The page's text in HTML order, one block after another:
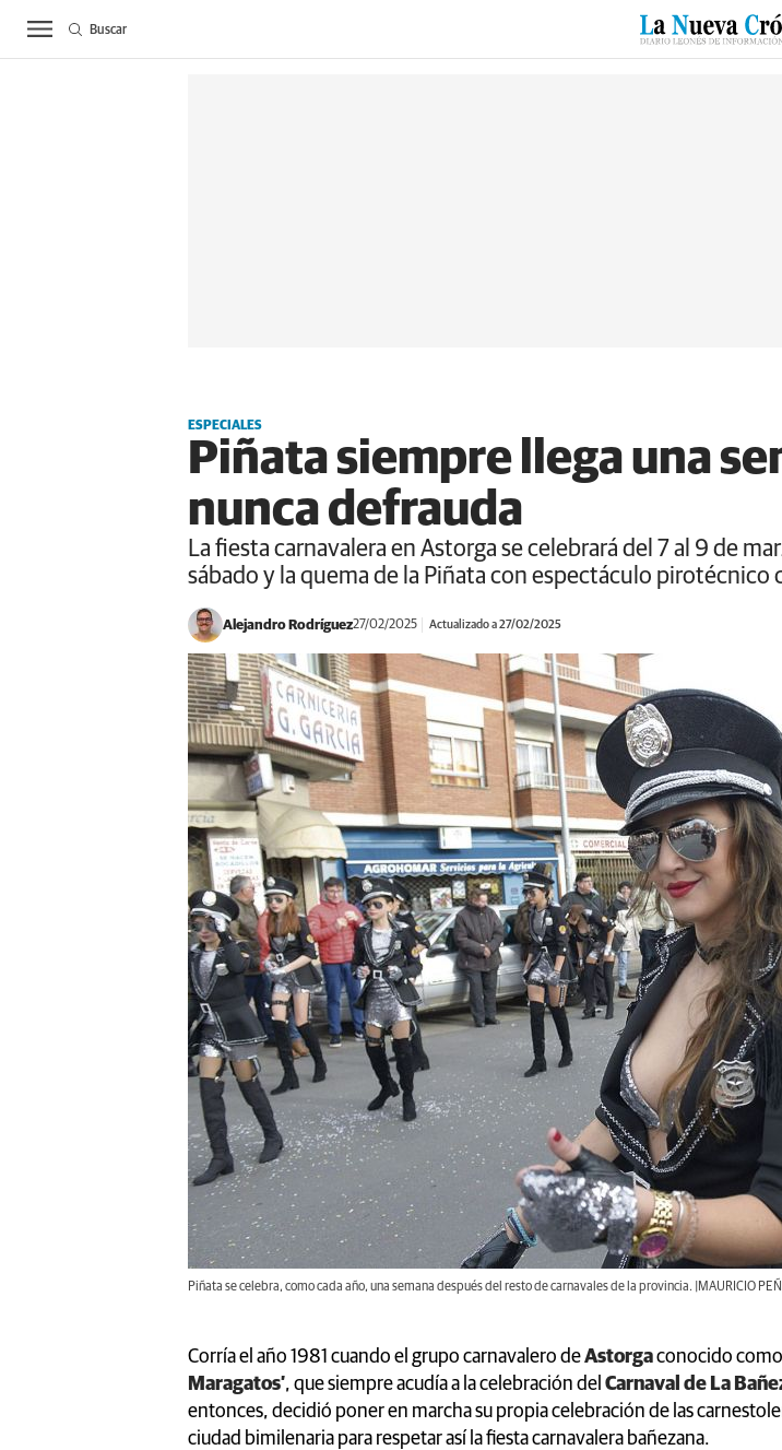
ACTUALIDAD BIERZO SUCESOS CULTURAS
Buscar
ESPECIALES
Piñata siempre llega una
nunca defrauda
La fiesta carnavalera en Astorga se celebrará del 7 al 9 de
sábado y la quema de la Piñata con espectáculo
Alejandro Rodríguez27/02/2025 Actualizado a 27/02/2025
Piñata se celebra, como cada año, una semana después del resto de carnavales de la provincia. |MAURICIO
Corría el año 1981 cuando el grupo carnavalero deAstorgaconocido como
Maragatos’, que siempre acudía a la celebración del Carnaval de La
entonces, decidió poner en marcha su propia celebración de las
ciudad bimilenaria para respetar así la fiesta carnavalera bañezana.